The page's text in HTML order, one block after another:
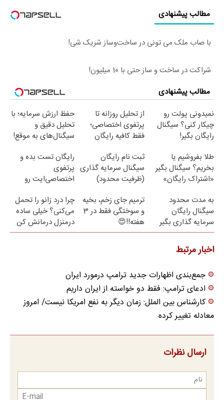
مطالب پیشنهادی
با صاب ملک می تونی در ساخت‌وساز شریک شی!
شراکت در ساخت و ساز حتی با 10 میلیون!
مطالب پیشنهادی
نمیدونی پولت رو
چیکار کنی؟ سیگنال
رایگان بگیر!
از تحلیل روزانه تا
پرتفوی اختصاصی؛
فقط کافیه رایگان
حفظ ارزش سرمایه؛ با
تحلیل دقیق و
سیگنال‌های به موقع!
طلا بفروشیم یا
بخریم؟ سیگنال بگیر
«اشتراک رایگان»
ثبت نام رایگان
سیگنال سرمایه گذاری
(ظرفیت محدود)
رایگان تست بده و
پرتفوی
اختصاصی‌ایت رو
به مدت محدود
سیگنال رایگان
سرمایه گذاری بگیر
ترمیم جای زخم، بخیه
و سوختگی فقط در 3
هفته!!😍
چرا درد زانو را تحمل
می‌کنی؟ خیلی ساده
درمنزل درمانش کن
اخبار مرتبط
جمع‌بندی اظهارات جدید ترامپ درمورد ایران
ادعای ترامپ: فقط دو خواسته از ایران داریم
کارشناس بین الملل: زمان دیگر به نفع امریکا نیست/ امروز
معادله تغییر کرده
ارسال نظرات